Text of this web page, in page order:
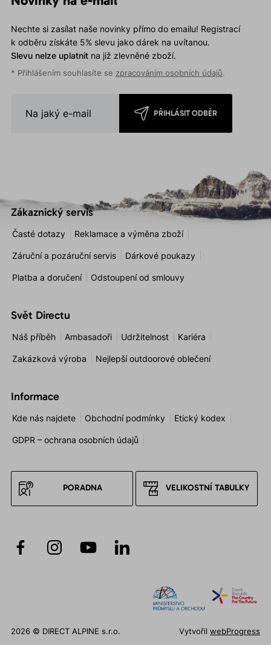
Nechte si zasílat naše novinky přímo do emailu! Registrací
k odběru získáte 5% slevu jako dárek na uvítanou.
Slevu nelze uplatnitna již zlevněné zboží.
* Přihlášením souhlasíte se zpracováním osobních údajů.
PŘIHLÁSIT ODBĚR
Zákaznický servis
Časté dotazy Reklamace a výměna zboží
Záruční a pozáruční servis Dárkové poukazy
Platba a doručení Odstoupení od smlouvy
Svět Directu
Náš příběh Ambasadoři Udržitelnost Kariéra
Zakázková výroba Nejlepší outdoorové oblečení
Informace
Kde nás najdete Obchodní podmínky Etický kodex
GDPR – ochrana osobních údajů
PORADNA VELIKOSTNÍ TABULKY
2026 © DIRECT ALPINE s.r.o. VytvořilwebProgress